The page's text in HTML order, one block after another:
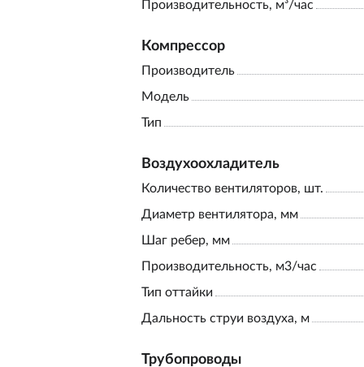
Производительность, м³/час
Компрессор
Производитель
Модель
Тип
Воздухоохладитель
Количество вентиляторов, шт.
Диаметр вентилятора, мм
Шаг ребер, мм
Производительность, м3/час
Тип оттайки
Дальность струи воздуха, м
Трубопроводы